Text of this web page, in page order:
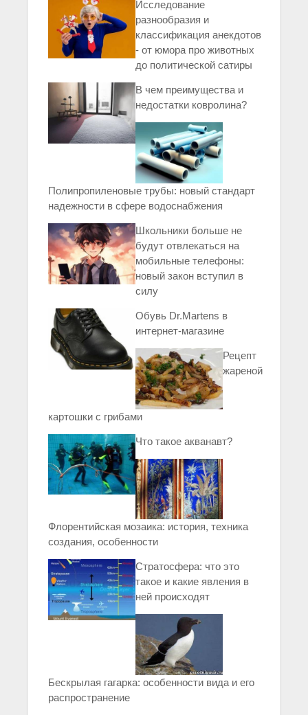
Исследование
разнообразия и
классификация анекдотов
- от юмора про животных
до политической сатиры
В чем преимущества и
недостатки ковролина?
Полипропиленовые трубы: новый стандарт
надежности в сфере водоснабжения
Школьники больше не
будут отвлекаться на
мобильные телефоны:
новый закон вступил в
силу
Обувь Dr.Martens в
интернет-магазине
Рецепт
жареной
картошки с грибами
Что такое акванавт?
Флорентийская мозаика: история, техника
создания, особенности
Стратосфера: что это
такое и какие явления в
ней происходят
Бескрылая гагарка: особенности вида и его
распространение